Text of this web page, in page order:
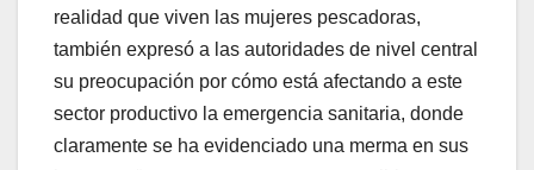
realidad que viven las mujeres pescadoras,
también expresó a las autoridades de nivel central
su preocupación por cómo está afectando a este
sector productivo la emergencia sanitaria, donde
claramente se ha evidenciado una merma en sus